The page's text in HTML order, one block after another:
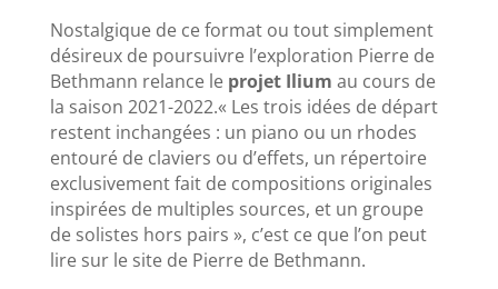
Nostalgique de ce format ou tout simplement
désireux de poursuivre l’exploration Pierre de
Bethmann relance le projet Ilium au cours de
la saison 2021-2022.« Les trois idées de départ
restent inchangées : un piano ou un rhodes
entouré de claviers ou d’effets, un répertoire
exclusivement fait de compositions originales
inspirées de multiples sources, et un groupe
de solistes hors pairs », c’est ce que l’on peut
lire sur le site de Pierre de Bethmann.